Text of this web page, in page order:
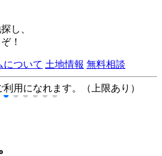
し、
！
について 土地情報 無料相談
用になれます。（上限あり）